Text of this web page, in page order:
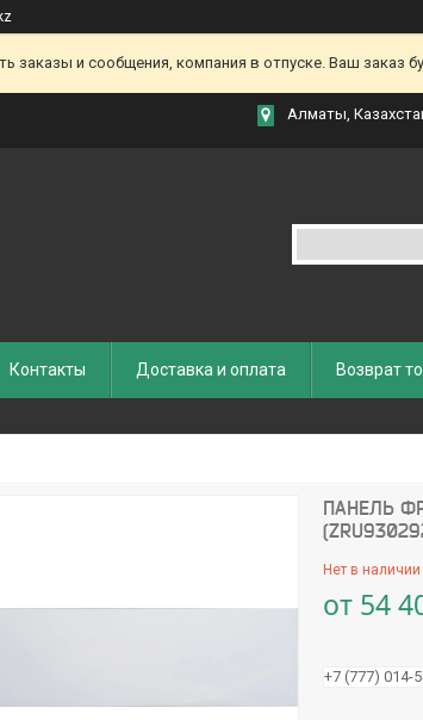
заказы и сообщения, компания в отпуске. Ваш заказ
Алматы,
Контакты Доставка и оплата Возврат
ПАНЕЛЬ
Нет в наличии
от 54
+7 (777) 014-